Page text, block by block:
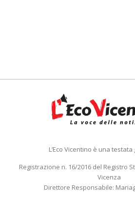
L’Eco Vicentino è una
Registrazione n. 16/2016 del Registro
Vicenza
Direttore Responsabile: